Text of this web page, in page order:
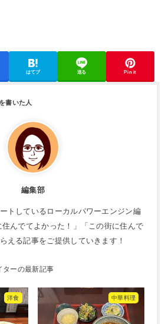
はてブ 送る Pin it
編集部
トしているローカルパワーエンジン編
んでてよかった！」「この街に住んで
える記事をご提供していきます！
洋食 中華料理